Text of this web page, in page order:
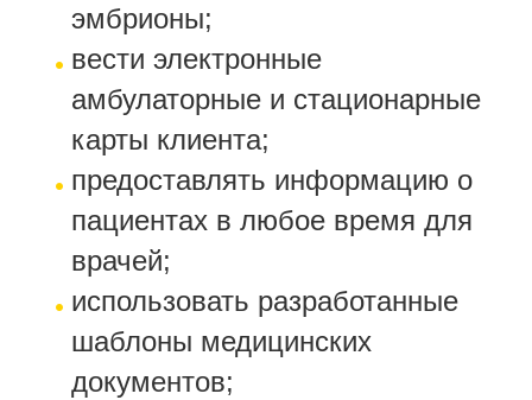
эмбрионы;
вести электронные
амбулаторные и стационарные
карты клиента;
предоставлять информацию о
пациентах в любое время для
врачей;
использовать разработанные
шаблоны медицинских
документов;